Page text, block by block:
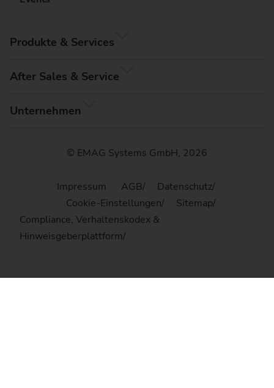
Produkte & Services
After Sales & Service
Unternehmen
© EMAG Systems GmbH, 2026
Impressum AGB
Datenschutz
Cookie-Einstellungen
Sitemap
Compliance, Verhaltenskodex &
Hinweisgeberplattform